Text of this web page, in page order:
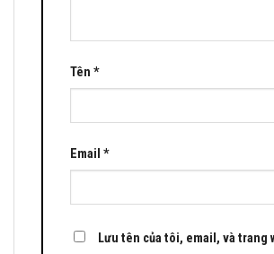
Tên *
Email *
Lưu tên của tôi, email, và trang